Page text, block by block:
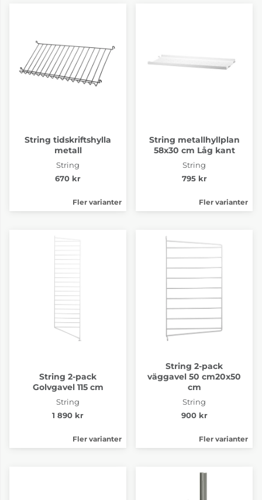
String tidskriftshylla
metall
String
670 kr
Fler varianter
String metallhyllplan
58x30 cm Låg kant
String
795 kr
Fler varianter
String 2-pack
Golvgavel 115 cm
String
1 890 kr
Fler varianter
String 2-pack
väggavel 50 cm20x50
cm
String
900 kr
Fler varianter